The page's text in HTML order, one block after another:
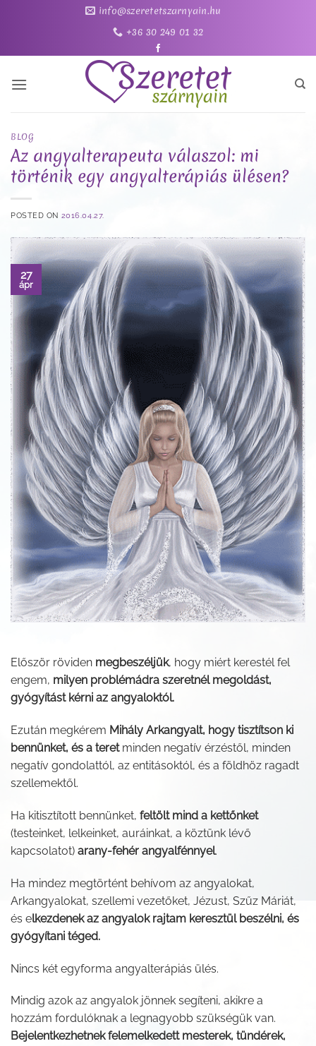
info@szeretetszarnyain.hu
+36 30 249 01 32
BLOG
Az angyalterapeuta válaszol: mi
történik egy angyalterápiás ülésen?
POSTED ON 2016.04.27.
27
ápr
Először röviden megbeszéljük, hogy miért kerestél fel
engem, milyen problémádra szeretnél megoldást,
gyógyítást kérni az angyaloktól.
Ezután megkérem Mihály Arkangyalt, hogy tisztítson ki
bennünket, és a teretminden negatív érzéstől, minden
negatív gondolattól, az entitásoktól, és a földhöz ragadt
szellemektől.
Ha kitisztított bennünket, feltölt mind a kettőnket
(testeinket, lelkeinket, auráinkat, a köztünk lévő
kapcsolatot) arany-fehér angyalfénnyel.
Ha mindez megtörtént behívom az angyalokat,
Arkangyalokat, szellemi vezetőket, Jézust, Szűz Máriát,
és elkezdenek az angyalok rajtam keresztül beszélni, és
gyógyítani téged.
Nincs két egyforma angyalterápiás ülés.
Mindig azok az angyalok jönnek segíteni, akikre a
hozzám fordulóknak a legnagyobb szükségük van.
Bejelentkezhetnek felemelkedett mesterek, tündérek,